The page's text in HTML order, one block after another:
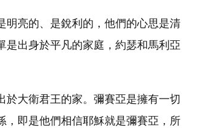
明亮的、是銳利的，他們的心思是清
出身於平凡的家庭，約瑟和馬利亞
大衛君王的家。彌賽亞是擁有一切
，即是他們相信耶穌就是彌賽亞，所